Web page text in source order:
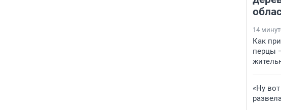
14 минут
Как
перцы
«Ну